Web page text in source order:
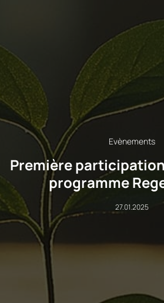
Evènements
Première participation
programme
27.01.2025